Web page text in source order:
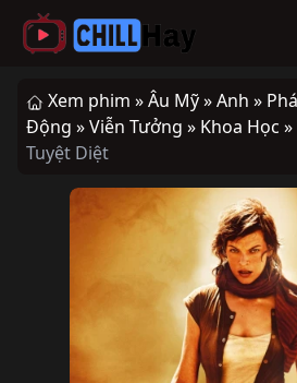
Xem phim »Âu Mỹ »Anh »
Động »Viễn Tưởng » Khoa Học »
Tuyệt Diệt